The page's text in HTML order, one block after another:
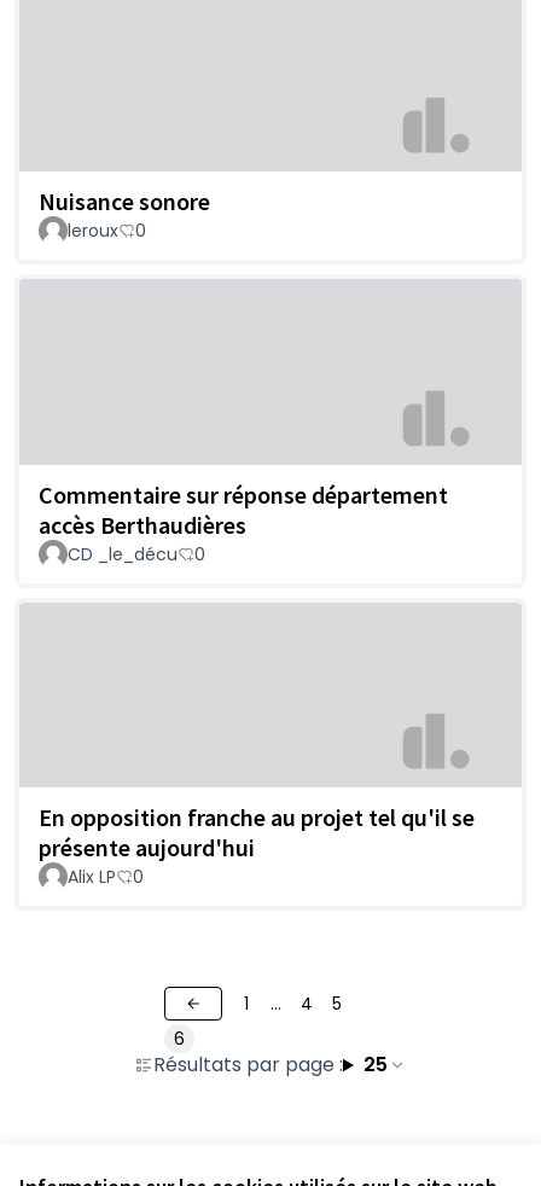
Nuisance sonore
leroux 0
Commentaire sur réponse département
accès Berthaudières
CD _le_décu 0
En opposition franche au projet tel qu'il se
présente aujourd'hui
Alix LP 0
Résultats par page : 25
1 … 4
5
6